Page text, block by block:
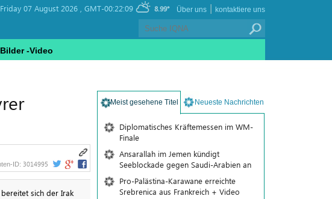
Friday 07 August 2026 , GMT-00:22:09 8.99° kontaktiere uns
|
Über uns
Bilder -Video
ID: 3014995
sich der Irak
Meist gesehene Titel Neueste Nachrichten
Diplomatisches Kräftemessen im WM-
Finale
Ansarallah im Jemen kündigt
Seeblockade gegen Saudi-Arabien an
Pro-Palästina-Karawane erreichte
Srebrenica aus Frankreich + Video